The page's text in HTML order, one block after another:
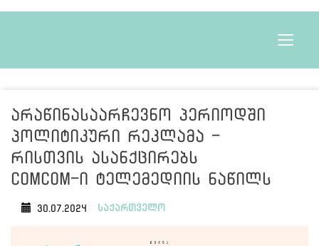
Toggle
არაწინასაარჩევნო პერიოდში
პოლიტიკური რეკლამა -
რისთვის ასანქცირებს
ComCom-ი ტელემედიის ნაწილს
30.07.2024 საქართველო